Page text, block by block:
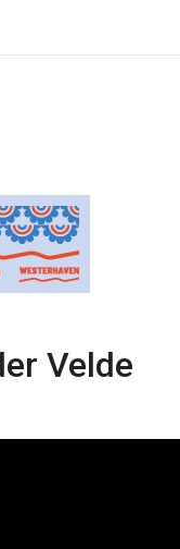
Velde